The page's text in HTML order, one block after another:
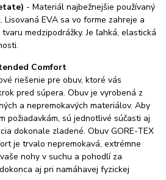
- Materiál najbežnejšie používaný
Lisovaná EVA sa vo forme zahreje a
medzipodrážky. Je ľahká, elastická
Comfort
riešenie pre obuv, ktoré vás
pred súpera. Obuv je vyrobená z
a nepremokavých materiálov. Aby
požiadavkám, sú jednotlivé súčasti aj
dokonale zladené. Obuv GORE-TEX
je trvalo nepremokavá, extrémne
nohy v suchu a pohodlí za
aj pri namáhavej fyzickej